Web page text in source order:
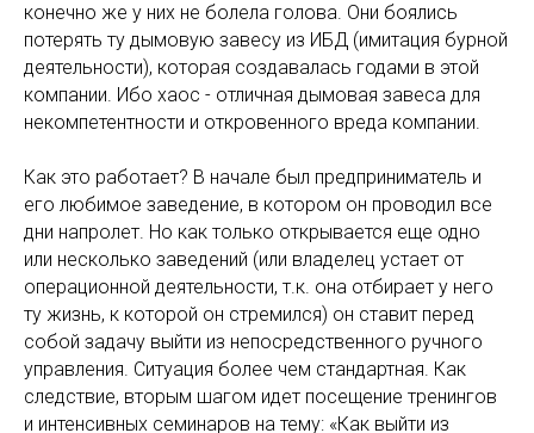
конечно же у них не болела голова. Они боялись
потерять ту дымовую завесу из ИБД (имитация бурной
деятельности), которая создавалась годами в этой
компании. Ибо хаос - отличная дымовая завеса для
некомпетентности и откровенного вреда компании.
Как это работает? В начале был предприниматель и
его любимое заведение, в котором он проводил все
дни напролет. Но как только открывается еще одно
или несколько заведений (или владелец устает от
операционной деятельности, т.к. она отбирает у него
ту жизнь, к которой он стремился) он ставит перед
собой задачу выйти из непосредственного ручного
управления. Ситуация более чем стандартная. Как
следствие, вторым шагом идет посещение тренингов
и интенсивных семинаров на тему: «Как выйти из